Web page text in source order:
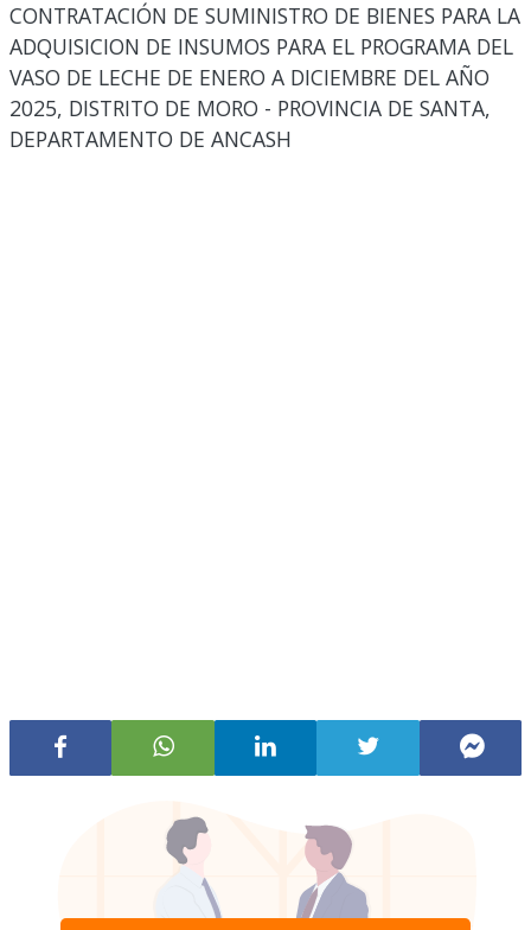
CONTRATACIÓN DE SUMINISTRO DE BIENES PARA LA
ADQUISICION DE INSUMOS PARA EL PROGRAMA DEL
VASO DE LECHE DE ENERO A DICIEMBRE DEL AÑO
2025, DISTRITO DE MORO - PROVINCIA DE SANTA,
DEPARTAMENTO DE ANCASH